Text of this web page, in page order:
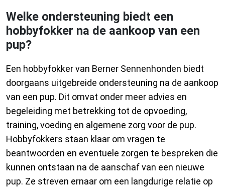
Welke ondersteuning biedt een
hobbyfokker na de aankoop van een
pup?
Een hobbyfokker van Berner Sennenhonden biedt
doorgaans uitgebreide ondersteuning na de aankoop
van een pup. Dit omvat onder meer advies en
begeleiding met betrekking tot de opvoeding,
training, voeding en algemene zorg voor de pup.
Hobbyfokkers staan klaar om vragen te
beantwoorden en eventuele zorgen te bespreken die
kunnen ontstaan na de aanschaf van een nieuwe
pup. Ze streven ernaar om een langdurige relatie op